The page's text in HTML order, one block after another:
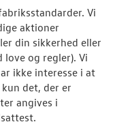
NYHEDER
RESERVEDELE
TILBEHØR
Vi
aktioner
din sikkerhed eller
love og regler). Vi
ikke interesse i at
det, der er
angives i